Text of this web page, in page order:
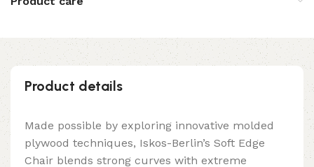
Product details
Made possible by exploring innovative molded
plywood techniques, Iskos-Berlin’s Soft Edge
Chair blends strong curves with extreme